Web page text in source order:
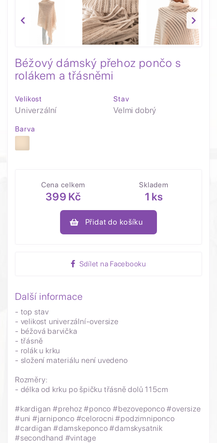
Béžový dámský přehoz pončo s
rolákem a třásněmi
Velikost
Univerzální
Stav
Velmi dobrý
Barva
Cena celkem
399 Kč
Skladem
1 ks
Přidat do košíku
Sdílet na Facebooku
Další informace
- top stav
- velikost univerzální-oversize
- béžová barvička
- třásně
- rolák u krku
- složení materiálu není uvedeno
Rozměry:
- délka od krku po špičku třásně dolů 115cm
#kardigan #prehoz #ponco #bezoveponco #oversize
#uni #jarniponco #celorocni #podzimniponco
#cardigan #damskeponco #damskysatnik
#secondhand #vintage